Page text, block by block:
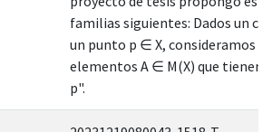
familias siguientes: Dados un
un punto p ∈ X, consideramos
elementos A ∈ M(X) que tienen
p".